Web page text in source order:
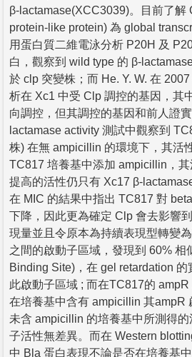
β-lactamase(XCC3039)。目前了解
protein-like protein) 為 global
用蛋白質二維電泳分析 P20H 及
白，觀察到 wild type 的 β-
於 clp 突變株；而 He. Y. W. 在
析在 Xc1 中受 Clp 調控的基因，其
向調控，但其調控的基因和前人證
lactamase activity 測試中觀察到
株) 在無 ampicillin 的環境下，其活
TC817 培養基中添加 ampicillin，
提高的活性仍只有 Xc17 β-
在 MIC 的結果中指出 TC817 對
下降，因此更為確定 Clp 會去影響
現量並且令原本為持續表現型轉變
之間的啟動子區域，發現到 60% 相
Binding Site)，在 gel retardation
此啟動子區域 ; 而在TC817的 ampR
在培養基中含有 ampicillin 其ampR
未含 ampicillin 的培養基中所測得
子活性無差異。而在 Western
中 Bla 蛋白表現不論是否在培養基